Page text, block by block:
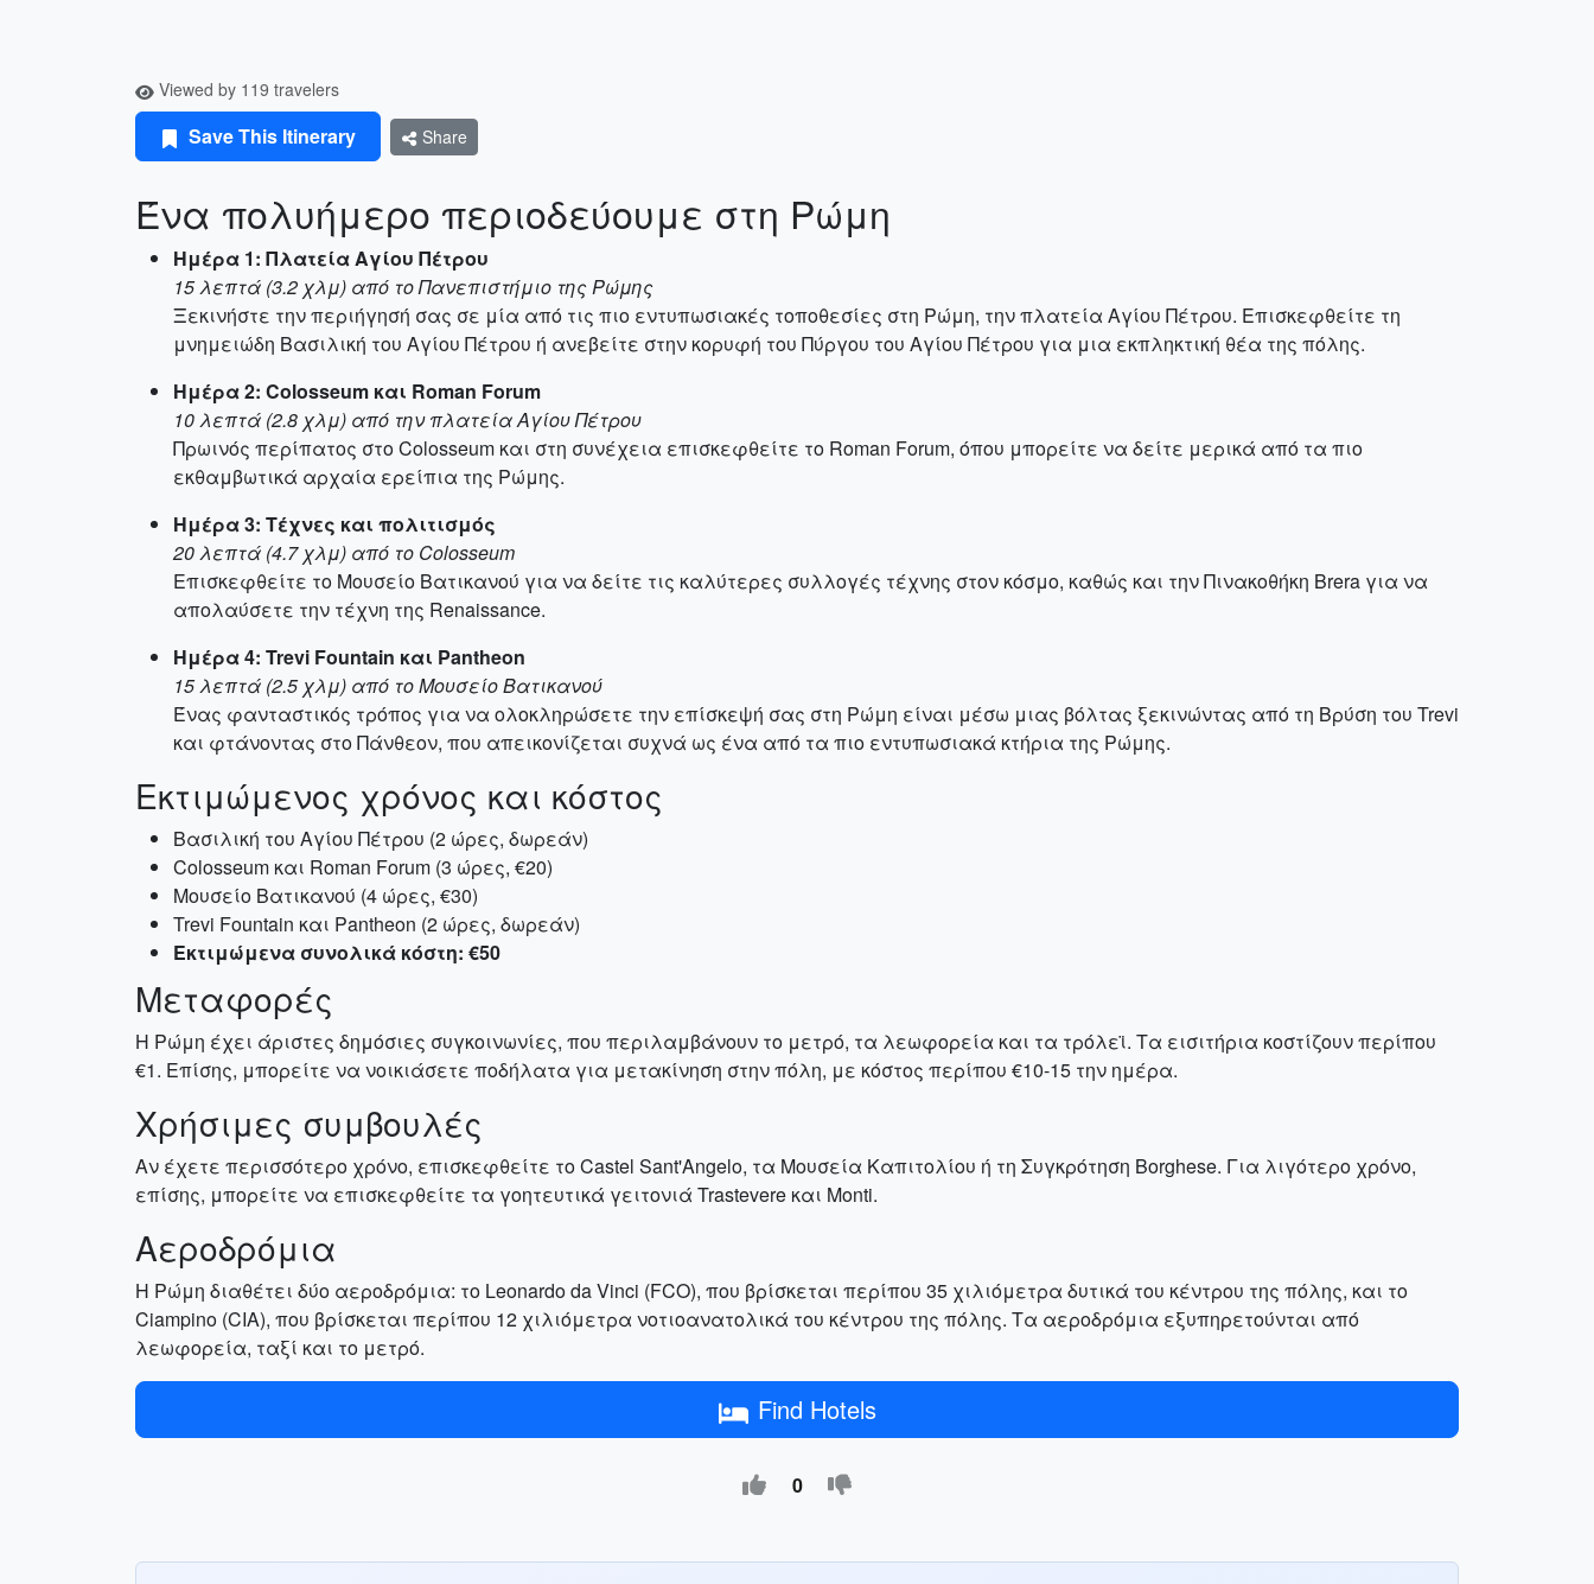
Viewed by 119 travelers
Save This Itinerary Share
Ένα πολυήμερο περιοδεύουμε στη Ρώμη
Ημέρα 1: Πλατεία Αγίου Πέτρου
15 λεπτά (3.2 χλμ) από το Πανεπιστήμιο της Ρώμης
Ξεκινήστε την περιήγησή σας σε μία από τις πιο εντυπωσιακές τοποθεσίες στη Ρώμη, την πλατεία Αγίου Πέτρου. Επισκεφθείτε τη
μνημειώδη Βασιλική του Αγίου Πέτρου ή ανεβείτε στην κορυφή του Πύργου του Αγίου Πέτρου για μια εκπληκτική θέα της πόλης.
Ημέρα 2: Colosseum και Roman Forum
10 λεπτά (2.8 χλμ) από την πλατεία Αγίου Πέτρου
Πρωινός περίπατος στο Colosseum και στη συνέχεια επισκεφθείτε το Roman Forum, όπου μπορείτε να δείτε μερικά από τα πιο
εκθαμβωτικά αρχαία ερείπια της Ρώμης.
Ημέρα 3: Τέχνες και πολιτισμός
20 λεπτά (4.7 χλμ) από το Colosseum
Επισκεφθείτε το Μουσείο Βατικανού για να δείτε τις καλύτερες συλλογές τέχνης στον κόσμο, καθώς και την Πινακοθήκη Brera για να
απολαύσετε την τέχνη της Renaissance.
Ημέρα 4: Trevi Fountain και Pantheon
15 λεπτά (2.5 χλμ) από το Μουσείο Βατικανού
Ένας φανταστικός τρόπος για να ολοκληρώσετε την επίσκεψή σας στη Ρώμη είναι μέσω μιας βόλτας ξεκινώντας από τη Βρύση του Trevi
και φτάνοντας στο Πάνθεον, που απεικονίζεται συχνά ως ένα από τα πιο εντυπωσιακά κτήρια της Ρώμης.
Εκτιμώμενος χρόνος και κόστος
Βασιλική του Αγίου Πέτρου (2 ώρες, δωρεάν)
Colosseum και Roman Forum (3 ώρες, €20)
Μουσείο Βατικανού (4 ώρες, €30)
Trevi Fountain και Pantheon (2 ώρες, δωρεάν)
Εκτιμώμενα συνολικά κόστη: €50
Μεταφορές
Η Ρώμη έχει άριστες δημόσιες συγκοινωνίες, που περιλαμβάνουν το μετρό, τα λεωφορεία και τα τρόλεϊ. Τα εισιτήρια κοστίζουν περίπου
€1. Επίσης, μπορείτε να νοικιάσετε ποδήλατα για μετακίνηση στην πόλη, με κόστος περίπου €10-15 την ημέρα.
Χρήσιμες συμβουλές
Αν έχετε περισσότερο χρόνο, επισκεφθείτε το Castel Sant'Angelo, τα Μουσεία Καπιτολίου ή τη Συγκρότηση Borghese. Για λιγότερο χρόνο,
επίσης, μπορείτε να επισκεφθείτε τα γοητευτικά γειτονιά Trastevere και Monti.
Αεροδρόμια
Η Ρώμη διαθέτει δύο αεροδρόμια: το Leonardo da Vinci (FCO), που βρίσκεται περίπου 35 χιλιόμετρα δυτικά του κέντρου της πόλης, και το
Ciampino (CIA), που βρίσκεται περίπου 12 χιλιόμετρα νοτιοανατολικά του κέντρου της πόλης. Τα αεροδρόμια εξυπηρετούνται από
λεωφορεία, ταξί και το μετρό.
Find Hotels
0